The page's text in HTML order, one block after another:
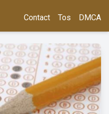
Contact Tos DMCA